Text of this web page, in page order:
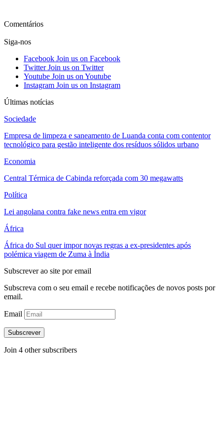
Comentários
Siga-nos
Facebook Join us on Facebook
Twitter Join us on Twitter
Youtube Join us on Youtube
Instagram Join us on Instagram
Últimas notícias
Sociedade
Empresa de limpeza e saneamento de Luanda conta com contentor
tecnológico para gestão inteligente dos resíduos sólidos urbano
Economia
Central Térmica de Cabinda reforçada com 30 megawatts
Política
Lei angolana contra fake news entra em vigor
África
África do Sul quer impor novas regras a ex-presidentes após
polémica viagem de Zuma à Índia
Subscrever ao site por email
Subscreva com o seu email e recebe notificações de novos posts por
email.
Email
Subscrever
Join 4 other subscribers